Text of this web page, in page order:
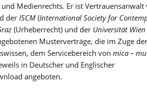
Medienrechts. Er ist Vertrauensanwalt
der ISCM (International Society for
(Urheberrecht) und der Universität Wien
Musterverträge, die im Zuge
dem Servicebereich von mica –
in Deutscher und Englischer
angeboten.